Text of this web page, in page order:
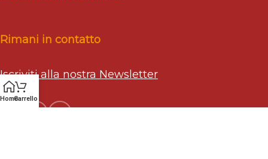
Rimani in contatto
Iscriviti alla nostra Newsletter
HomeCarrello